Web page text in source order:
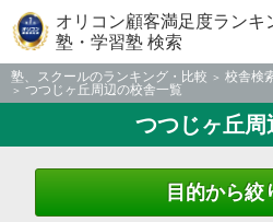
オリコン顧客満足度ランキ
塾・学習塾 検索
塾、スクールのランキング・比較 校舎検
つつじヶ丘周辺の校舎一覧
つつじヶ丘周
目的から絞